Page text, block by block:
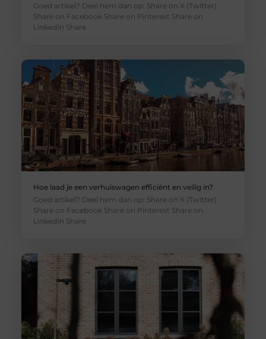
Goed artikel? Deel hem dan op: Share on X (Twitter)
Share on Facebook Share on Pinterest Share on
LinkedIn Share
Hoe laad je een verhuiswagen efficiënt en veilig in?
Goed artikel? Deel hem dan op: Share on X (Twitter)
Share on Facebook Share on Pinterest Share on
LinkedIn Share